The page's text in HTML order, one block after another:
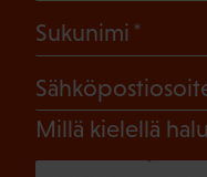
Sukunimi
Millä kielellä